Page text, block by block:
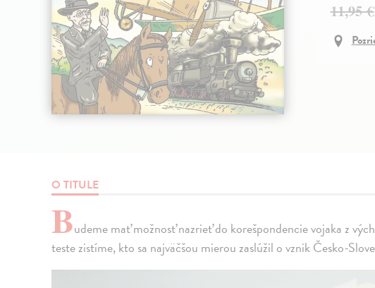
11,95 €
O TITULE
Budeme mať možnosť nazrieť do korešpondencie vojaka z
teste zistíme, kto sa najväčšou mierou zaslúžil o vznik Česko-